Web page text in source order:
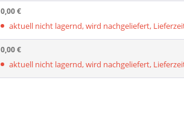
0,00 €
aktuell nicht lagernd, wird nachgeliefert,
0,00 €
aktuell nicht lagernd, wird nachgeliefert,